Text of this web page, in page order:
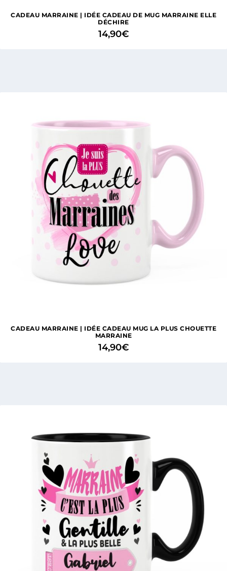
CADEAU MARRAINE | IDÉE CADEAU DE MUG MARRAINE ELLE
DÉCHIRE
14,90€
CADEAU MARRAINE | IDÉE CADEAU MUG LA PLUS CHOUETTE
MARRAINE
14,90€